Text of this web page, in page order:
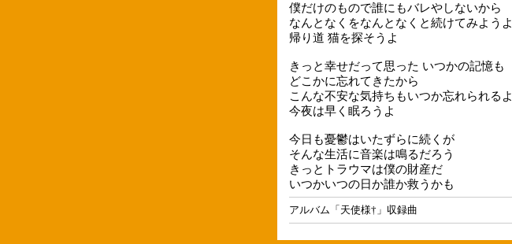
僕だけのもので誰にもバレやしないから
なんとなくをなんとなくと続けてみようよ
帰り道 猫を探そうよ
きっと幸せだって思った いつかの記憶も
どこかに忘れてきたから
こんな不安な気持ちもいつか忘れられるよ
今夜は早く眠ろうよ
今日も憂鬱はいたずらに続くが
そんな生活に音楽は鳴るだろう
きっとトラウマは僕の財産だ
いつかいつの日か誰か救うかも
アルバム「天使様†」収録曲